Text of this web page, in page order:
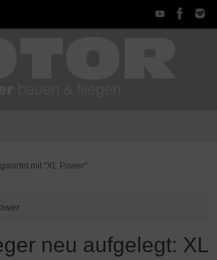
mit "XL Power"
neu aufgelegt: XL